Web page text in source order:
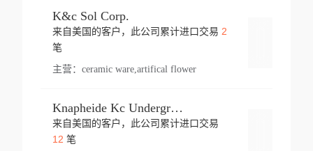
K&c Sol Corp.
来自美国的客户，此公司累计进口交易 2
笔
主营： ceramic ware,artifical flower
Knapheide Kc Underground
来自美国的客户，此公司累计进口交易
12 笔